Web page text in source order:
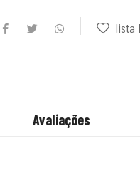
lista
Avaliações